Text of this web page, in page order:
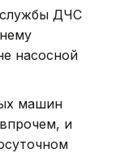
службы ДЧС
насосной
машин
и